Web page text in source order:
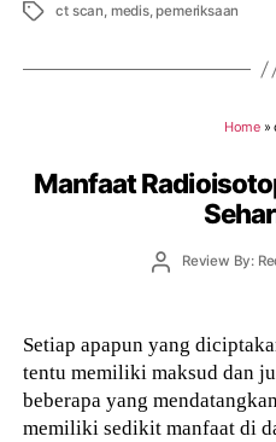
Tags ct scan, medis,pemeriksaan
Home»
Manfaat
PostReview By:
Setiap apapun yang
tentu memiliki maksud dan
beberapa yang
memiliki sedikit manfaat di